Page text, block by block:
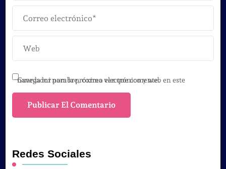
Guarda mi nombre, correo electrónico y web en este navegador para la próxima vez que comente.
Redes Sociales